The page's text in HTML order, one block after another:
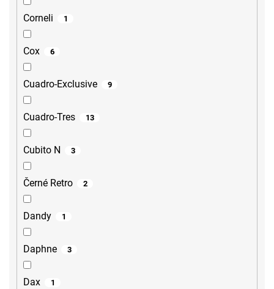
Corneli 1
Cox 6
Cuadro-Exclusive 9
Cuadro-Tres 13
Cubito N 3
Černé Retro 2
Dandy 1
Daphne 3
Dax 1